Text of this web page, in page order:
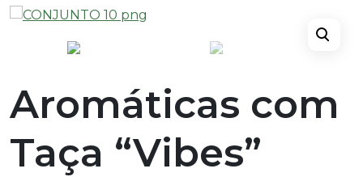
Aromáticas com
Taça “Vibes”